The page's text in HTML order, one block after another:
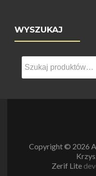
WYSZUKAJ
Szukaj:
Copyright © 2026
Zerif Lite